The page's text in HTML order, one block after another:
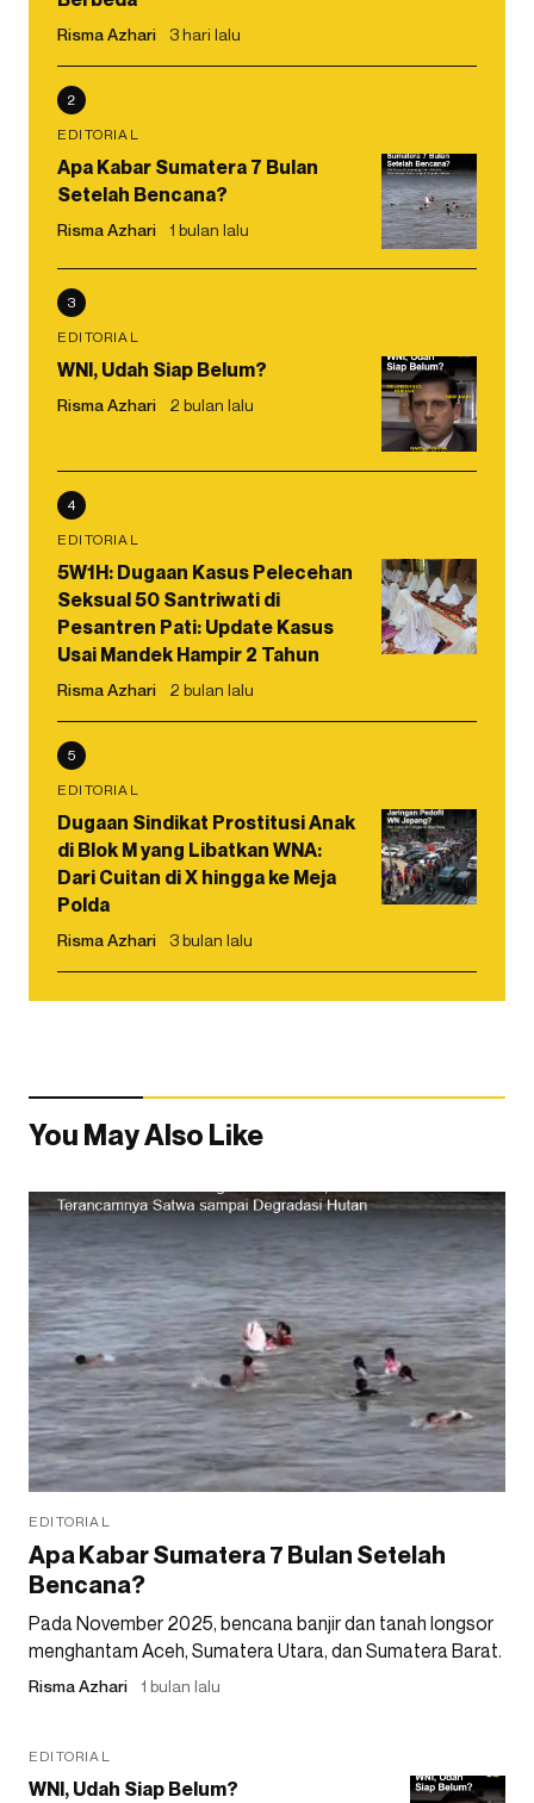
Risma Azhari 3 hari lalu
2
EDITORIAL
Apa Kabar Sumatera 7 Bulan
Setelah Bencana?
Risma Azhari 1 bulan lalu
3
EDITORIAL
WNI, Udah Siap Belum?
Risma Azhari 2 bulan lalu
4
EDITORIAL
5W1H: Dugaan Kasus Pelecehan
Seksual 50 Santriwati di
Pesantren Pati: Update Kasus
Usai Mandek Hampir 2 Tahun
Risma Azhari 2 bulan lalu
5
EDITORIAL
Dugaan Sindikat Prostitusi Anak
di Blok M yang Libatkan WNA:
Dari Cuitan di X hingga ke Meja
Polda
Risma Azhari 3 bulan lalu
You May Also Like
EDITORIAL
Apa Kabar Sumatera 7 Bulan Setelah
Bencana?
Pada November 2025, bencana banjir dan tanah longsor
menghantam Aceh, Sumatera Utara, dan Sumatera Barat.
Risma Azhari 1 bulan lalu
EDITORIAL
WNI, Udah Siap Belum?